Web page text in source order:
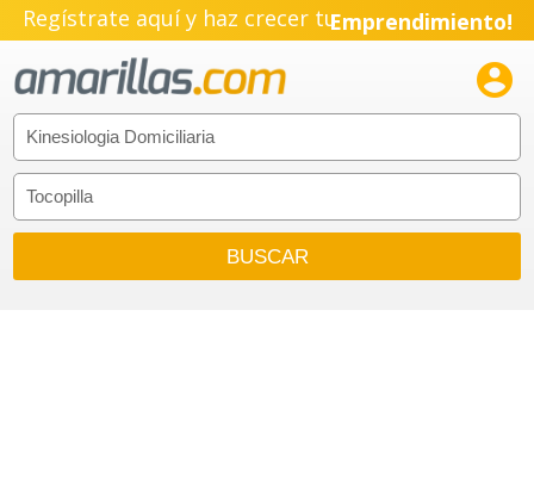
Regístrate aquí y haz crecer tuEmprendimiento!
